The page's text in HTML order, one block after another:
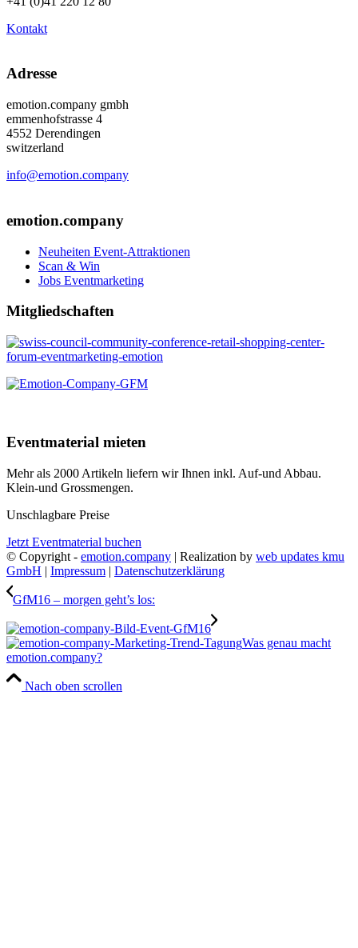
Kontakt
Adresse
emotion.company gmbh
emmenhofstrasse 4
4552 Derendingen
switzerland
info@emotion.company
emotion.company
Neuheiten Event-Attraktionen
Scan & Win
Jobs Eventmarketing
Mitgliedschaften
Eventmaterial mieten
Mehr als 2000 Artikeln liefern wir Ihnen inkl. Auf-und Abbau.
Klein-und Grossmengen.
Unschlagbare Preise
Jetzt Eventmaterial buchen
© Copyright - emotion.company | Realization by web updates kmu
GmbH | Impressum | Datenschutzerklärung
GfM16 – morgen geht’s los:
Was genau macht
emotion.company?
Nach oben scrollen